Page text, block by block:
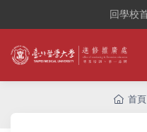
回學校
首頁